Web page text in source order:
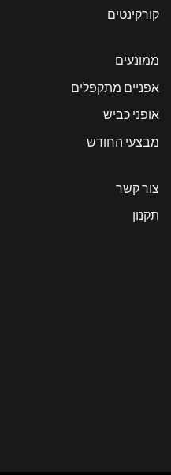
קורקינטים
ממונעים
אפניים מתקפלים
אופני כביש
מבצעי החודש
צור קשר
תקנון